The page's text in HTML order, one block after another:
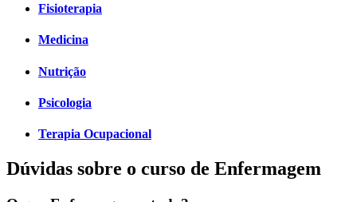
Fisioterapia
Medicina
Nutrição
Psicologia
Terapia Ocupacional
Dúvidas sobre o curso de Enfermagem